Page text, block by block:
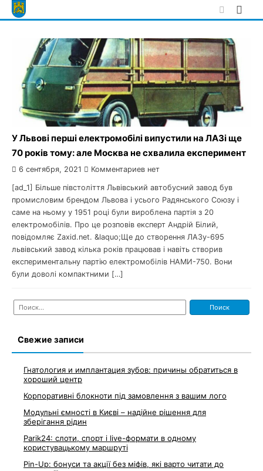
Skip
to
У Львові перші електромобілі випустили на ЛАЗі ще
70 років тому: але Москва не схвалила експеримент
6 сентября, 2021 Комментариев нет
[ad_1] Більше півстоліття Львівський автобусний завод був
промисловим брендом Львова і усього Радянського Союзу і
саме на ньому у 1951 році були вироблена партія з 20
електромобілів. Про це розповів експерт Андрій Білий,
повідомляє Zaxid.net. &laquo;Ще до створення ЛАЗу-695
львівський завод кілька років працював і навіть створив
експериментальну партію електромобілів НАМИ-750. Вони
були доволі компактними […]
Найти:
Свежие записи
Гнатология и имплантация зубов: причины обратиться в
хороший центр
Корпоративні блокноти під замовлення з вашим лого
Модульні ємності в Києві – надійне рішення для
зберігання рідин
Parik24: слоти, спорт і live-формати в одному
користувацькому маршруті
Pin-Up: бонуси та акції без міфів, які варто читати до